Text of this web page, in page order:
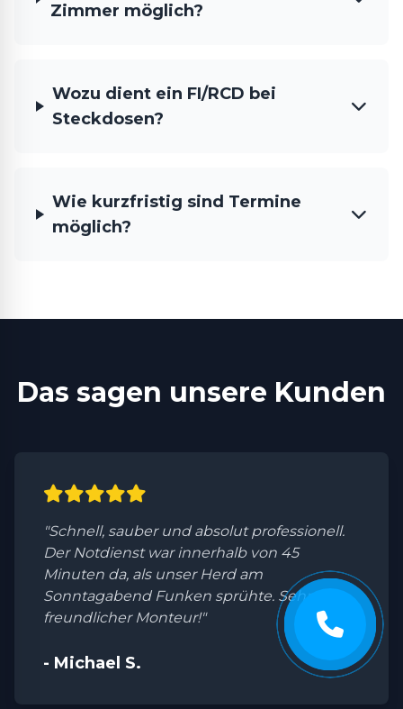
Zimmer möglich?
Wozu dient ein FI/RCD bei
Steckdosen?
Wie kurzfristig sind Termine
möglich?
Das sagen unsere Kunden
"Schnell, sauber und absolut professionell.
Der Notdienst war innerhalb von 45
Minuten da, als unser Herd am
Sonntagabend Funken sprühte. Sehr
freundlicher Monteur!"
- Michael S.